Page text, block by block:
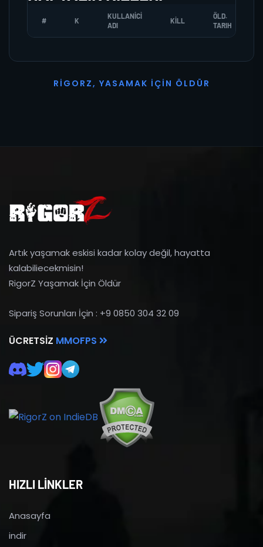
# K
KULLANICI
ADI
KILL
ÖLD.
TARIH
R I G O R Z, YASAMAK İ ÇI N Ö L D Ü R
Artık yaşamak eskisi kadar kolay değil, hayatta
kalabiliecekmisin!
RigorZ Yaşamak İçin Öldür
Sipariş Sorunları İçin : +9 0850 304 32 09
ÜCRETSIZ MMOFPS
HIZLI LİNKLER
Anasayfa
indir